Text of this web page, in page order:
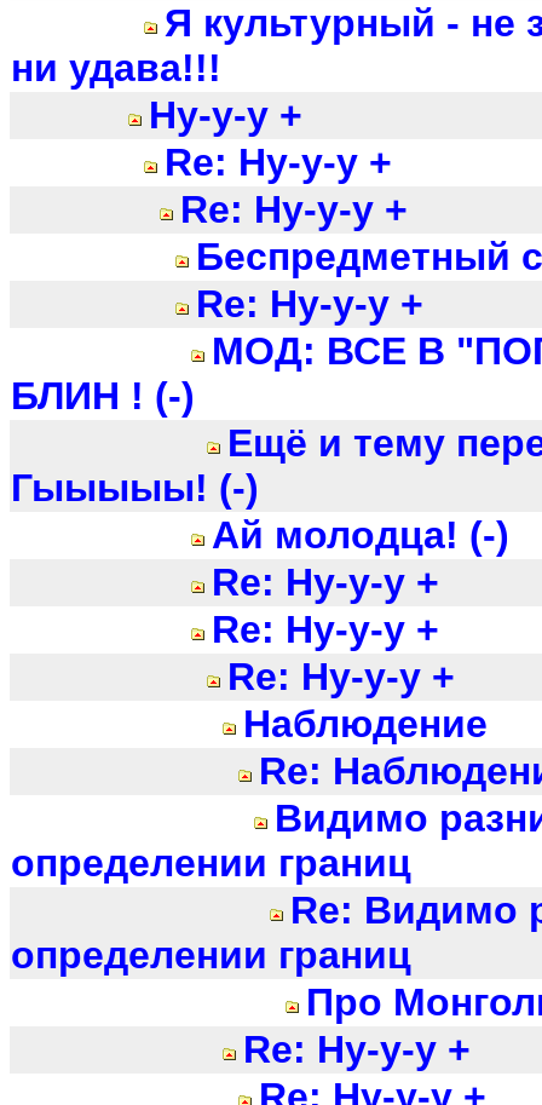
Я культурный - не
ни удава!!!
Ну-у-у +
Re: Ну-у-у +
Re: Ну-у-у +
Беспредметный
Re: Ну-у-у +
МОД: ВСЕ В
БЛИН ! (-)
Ещё и тему
Гыыыыы! (-)
Ай молодца! (-)
Re: Ну-у-у +
Re: Ну-у-у +
Re: Ну-у-у +
Наблюдение
Re:
Видимо
определении границ
Re: Видимо
определении границ
Про
Re: Ну-у-у +